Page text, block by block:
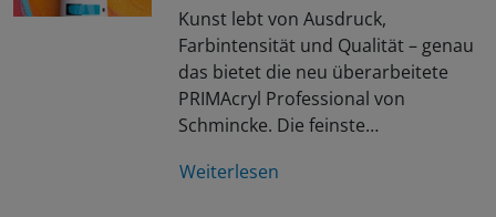
Kunst lebt von Ausdruck,
Farbintensität und Qualität – genau
das bietet die neu überarbeitete
PRIMAcryl Professional von
Schmincke. Die feinste…
Weiterlesen